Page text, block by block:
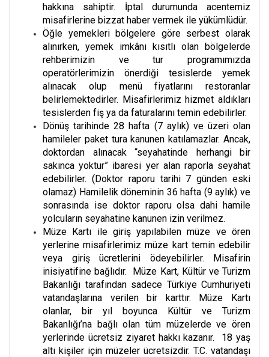
hakkına sahiptir. İptal durumunda acentemiz
misafirlerine bizzat haber vermek ile yükümlüdür.
Öğle yemekleri bölgelere göre serbest olarak
alınırken, yemek imkânı kısıtlı olan bölgelerde
rehberimizin ve tur programımızda
operatörlerimizin önerdiği tesislerde yemek
alınacak olup menü fiyatlarını restoranlar
belirlemektedirler. Misafirlerimiz hizmet aldıkları
tesislerden fiş ya da faturalarını temin edebilirler.
Dönüş tarihinde 28 hafta (7 aylık) ve üzeri olan
hamileler paket tura kanunen katılamazlar. Ancak,
doktordan alınacak “seyahatinde herhangi bir
sakınca yoktur” ibaresi yer alan raporla seyahat
edebilirler. (Doktor raporu tarihi 7 günden eski
olamaz) Hamilelik döneminin 36 hafta (9 aylık) ve
sonrasında ise doktor raporu olsa dahi hamile
yolcuların seyahatine kanunen izin verilmez.
Müze Kartı ile giriş yapılabilen müze ve ören
yerlerine misafirlerimiz müze kart temin edebilir
veya giriş ücretlerini ödeyebilirler. Misafirin
inisiyatifine bağlıdır. Müze Kart, Kültür ve Turizm
Bakanlığı tarafından sadece Türkiye Cumhuriyeti
vatandaşlarına verilen bir karttır. Müze Kartı
olanlar, bir yıl boyunca Kültür ve Turizm
Bakanlığı’na bağlı olan tüm müzelerde ve ören
yerlerinde ücretsiz ziyaret hakkı kazanır. 18 yaş
altı kişiler için müzeler ücretsizdir. T.C. vatandaşı